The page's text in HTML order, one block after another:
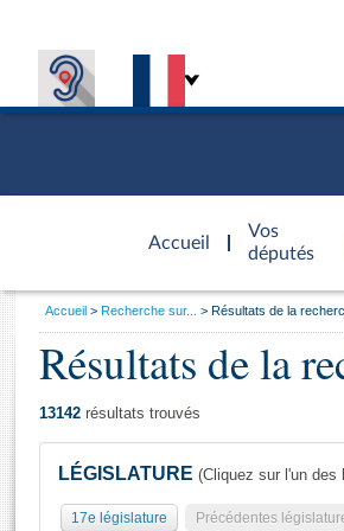
Accueil
d'accueil
Vos
députés
Général
Vous
Accueil Recherche sur... Résultats de la
Résultats de la
13142 résultats trouvés
LÉGISLATURE (Cliquez sur l'un des
17e législature Précédentes